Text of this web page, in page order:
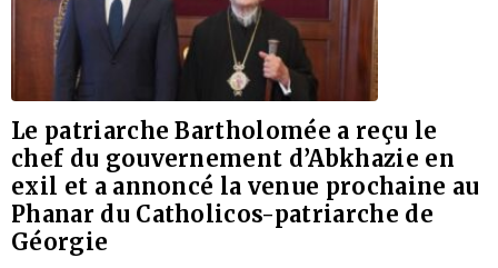
Le patriarche Bartholomée a reçu le
chef du gouvernement d’Abkhazie en
exil et a annoncé la venue prochaine au
Phanar du Catholicos-patriarche de
Géorgie